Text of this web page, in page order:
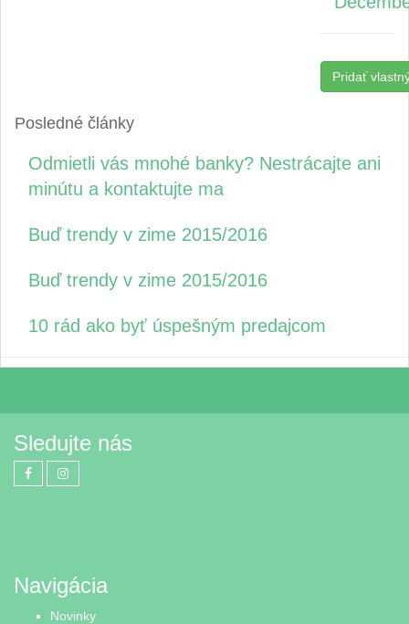
Pridať
Posledné články
Odmietli vás mnohé banky? Nestrácajte ani
minútu a kontaktujte ma
Buď trendy v zime 2015/2016
Buď trendy v zime 2015/2016
10 rád ako byť úspešným predajcom
Sledujte nás
Navigácia
Novinky